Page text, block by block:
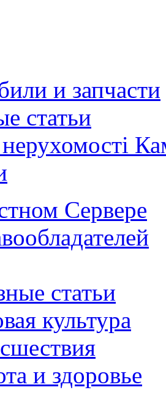
и запчасти
статьи
Сервере
статьи
культура
и здоровье